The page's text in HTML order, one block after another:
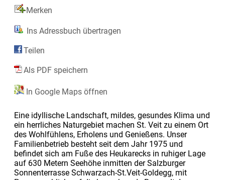
Merken
Ins Adressbuch übertragen
Teilen
Als PDF speichern
In Google Maps öffnen
Eine idyllische Landschaft, mildes, gesundes Klima und
ein herrliches Naturgebiet machen St. Veit zu einem Ort
des Wohlfühlens, Erholens und Genießens. Unser
Familienbetrieb besteht seit dem Jahr 1975 und
befindet sich am Fuße des Heukarecks in ruhiger Lage
auf 630 Metern Seehöhe inmitten der Salzburger
Sonnenterrasse Schwarzach-St.Veit-Goldegg, mit